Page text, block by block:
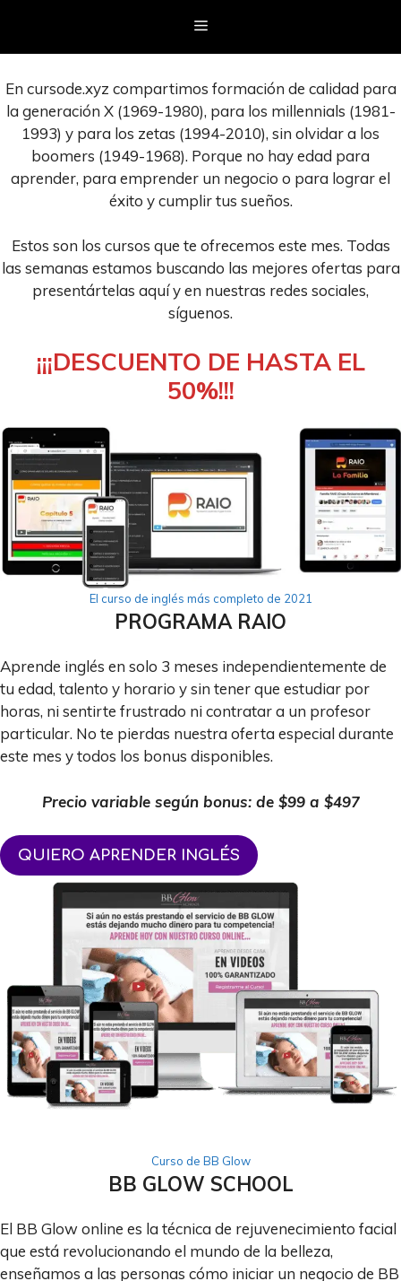
contenido
Menú
En cursode.xyz compartimos formación de calidad para
la generación X (1969-1980), para los millennials (1981-
1993) y para los zetas (1994-2010), sin olvidar a los
boomers (1949-1968). Porque no hay edad para
aprender, para emprender un negocio o para lograr el
éxito y cumplir tus sueños.
Estos son los cursos que te ofrecemos este mes. Todas
las semanas estamos buscando las mejores ofertas para
presentártelas aquí y en nuestras redes sociales,
síguenos.
¡¡¡DESCUENTO DE HASTA EL
50%!!!
El curso de inglés más completo de 2021
PROGRAMA RAIO
Aprende inglés en solo 3 meses independientemente de
tu edad, talento y horario y sin tener que estudiar por
horas, ni sentirte frustrado ni contratar a un profesor
particular. No te pierdas nuestra oferta especial durante
este mes y todos los bonus disponibles.
Precio variable según bonus: de $99 a $497
QUIERO APRENDER INGLÉS
Curso de BB Glow
BB GLOW SCHOOL
El BB Glow online es la técnica de rejuvenecimiento facial
que está revolucionando el mundo de la belleza,
enseñamos a las personas cómo iniciar un negocio de BB